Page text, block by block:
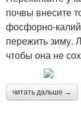
почвы внесите
фосфорно-
пережить зиму.
чтобы она не
читать дальше →